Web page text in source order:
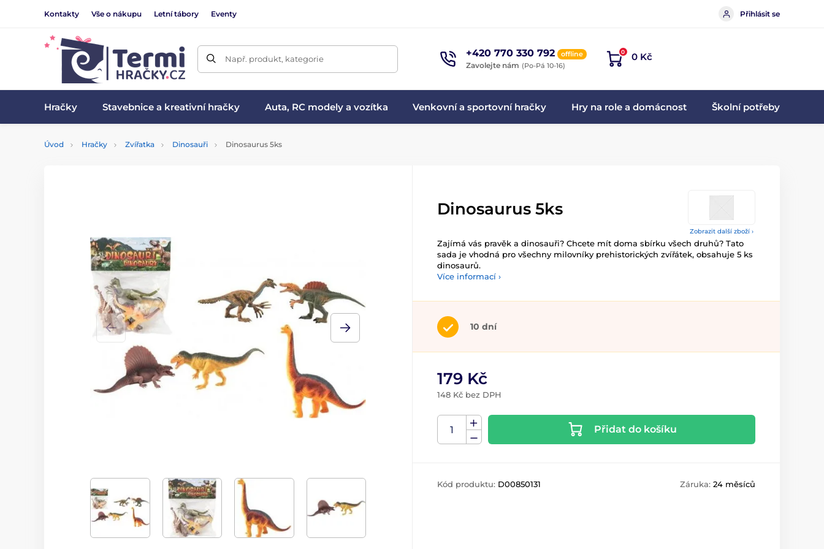
Kontakty Vše o nákupu Letní tábory Eventy Přihlásit se
Např. produkt, kategorie +420 770 330 792 offline
Zavolejte nám (Po-Pá 10-16)
0 0 Kč
Hračky Stavebnice a kreativní hračky Auta, RC modely a vozítka Venkovní a sportovní hračky Hry na role a domácnost Školní potřeby
Úvod Hračky Zvířatka Dinosauři Dinosaurus 5ks
Zobrazit další zboží ›
Dinosaurus 5ks
Zajímá vás pravěk a dinosauři? Chcete mít doma sbírku všech druhů? Tato
sada je vhodná pro všechny milovníky prehistorických zvířátek, obsahuje 5 ks
dinosaurů.
Více informací ›
10 dní
179 Kč
148 Kč bez DPH
Přidat do košíku
Kód produktu: D00850131 Záruka: 24 měsíců